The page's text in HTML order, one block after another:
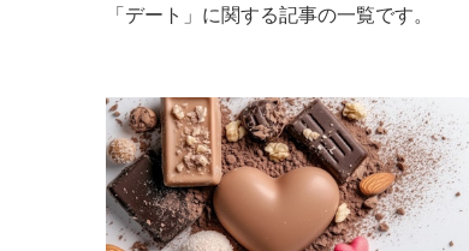
「デート」に関する記事の一覧です。